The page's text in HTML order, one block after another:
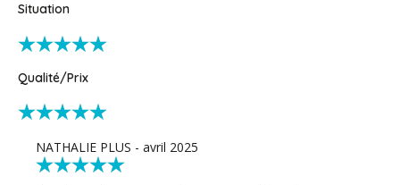
Situation
Qualité/Prix
NATHALIE PLUS - avril 2025